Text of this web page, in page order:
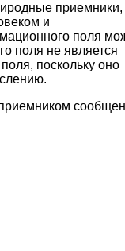
приемники,
и
поля
поля не является
поскольку оно